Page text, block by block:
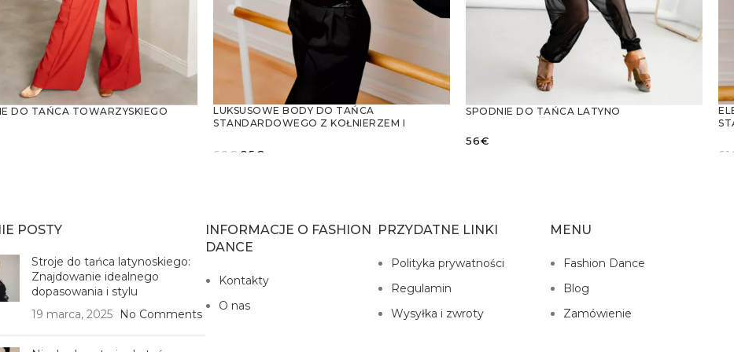
DO TAŃCA TOWARZYSKIEGO
LUKSUSOWE BODY DO TAŃCA
STANDARDOWEGO Z KOŁNIERZEM I
60 € Pierwotna
25 €
SPODNIE DO TAŃCA LATYNO
56€
61
POSTY
Stroje do tańca latynoskiego:
Znajdowanie idealnego
dopasowania i stylu
19 marca, 2025
No Comments
INFORMACJE O FASHION
DANCE
Kontakty
O nas
PRZYDATNE LINKI
Polityka prywatności
Regulamin
Wysyłka i zwroty
MENU
Fashion Dance
Blog
Zamówienie